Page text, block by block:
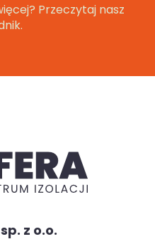
Przeczytaj nasz
sp. z o.o.